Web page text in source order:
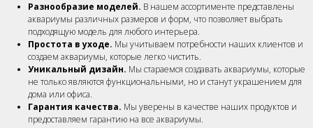
Разнообразие моделей. В нашем ассортименте представлены
аквариумы различных размеров и форм, что позволяет выбрать
подходящую модель для любого интерьера.
Простота в уходе. Мы учитываем потребности наших клиентов и
создаем аквариумы, которые легко чистить.
Уникальный дизайн. Мы стараемся создавать аквариумы, которые
не только являются функциональными, но и станут украшением для
дома или офиса.
Гарантия качества. Мы уверены в качестве наших продуктов и
предоставляем гарантию на все аквариумы.